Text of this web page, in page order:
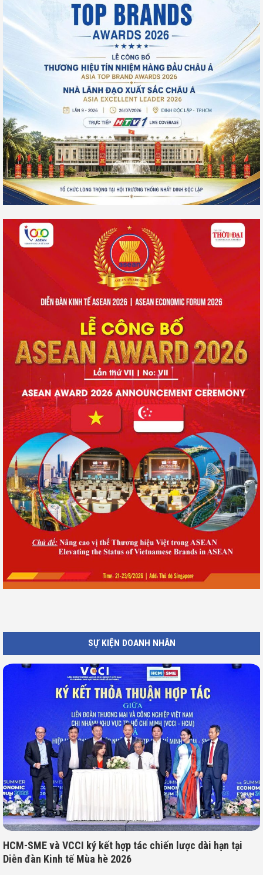
SỰ KIỆN DOANH NHÂN
HCM-SME và VCCI ký kết hợp tác chiến lược dài hạn tại
Diễn đàn Kinh tế Mùa hè 2026